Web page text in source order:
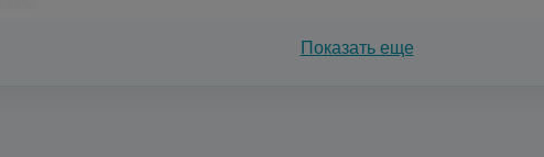
предназначенные для
Показать еще